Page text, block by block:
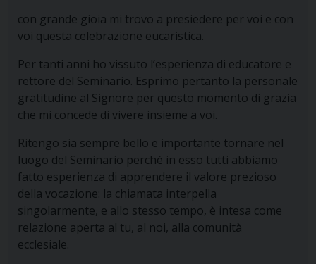
con grande gioia mi trovo a presiedere per voi e con
voi questa celebrazione eucaristica.
Per tanti anni ho vissuto l’esperienza di educatore e
rettore del Seminario. Esprimo pertanto la personale
gratitudine al Signore per questo momento di grazia
che mi concede di vivere insieme a voi.
Ritengo sia sempre bello e importante tornare nel
luogo del Seminario perché in esso tutti abbiamo
fatto esperienza di apprendere il valore prezioso
della vocazione: la chiamata interpella
singolarmente, e allo stesso tempo, è intesa come
relazione aperta al tu, al noi, alla comunità
ecclesiale.